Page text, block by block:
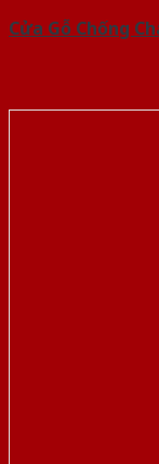
Cửa Gỗ Chống